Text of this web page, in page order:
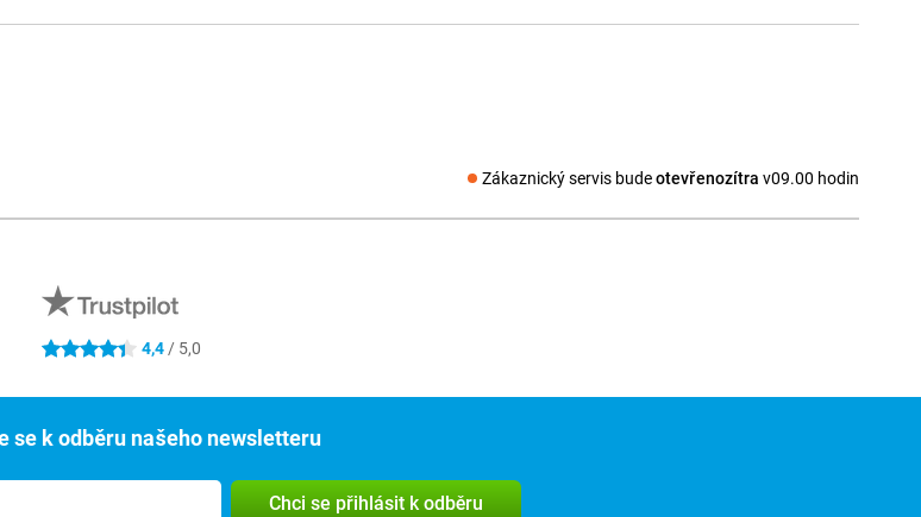
Zákaznický servis budeotevřenozítra v09.00 hodin
Sociální média
4.4 hvězdičky4,4 / 5,0
se k odběru našeho newsletteru
Chci se přihlásit k odběru